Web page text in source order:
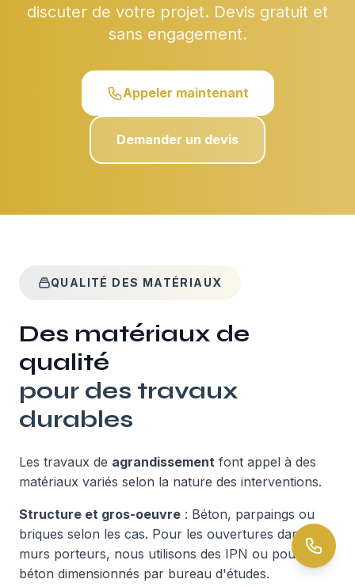
discuter de votre projet. Devis gratuit et
sans engagement.
Appeler maintenant
Demander un devis
QUALITÉ DES MATÉRIAUX
Des matériaux de
qualité
pour des travaux
durables
Les travaux de agrandissement font appel à des
matériaux variés selon la nature des interventions.
Structure et gros-oeuvre : Béton, parpaings ou
briques selon les cas. Pour les ouvertures dans
murs porteurs, nous utilisons des IPN ou poutres
béton dimensionnés par bureau d'études.